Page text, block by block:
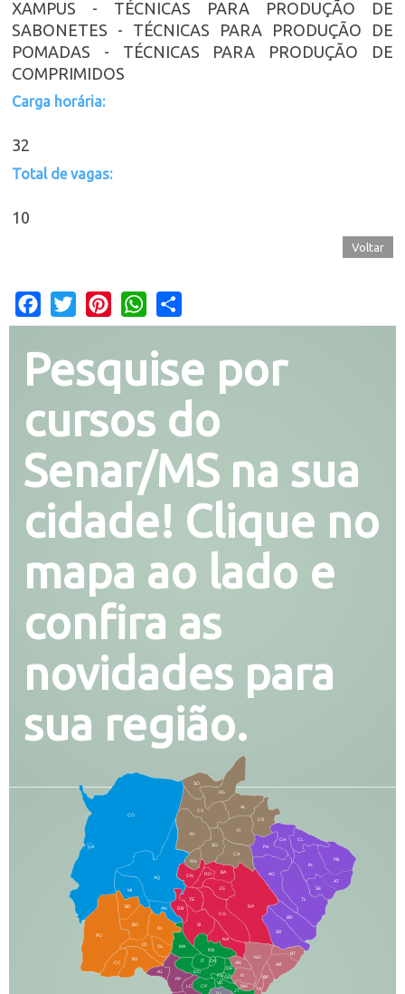
XAMPUS - TÉCNICAS PARA PRODUÇÃO DE
SABONETES - TÉCNICAS PARA PRODUÇÃO DE
POMADAS - TÉCNICAS PARA PRODUÇÃO DE
COMPRIMIDOS
Carga horária:
32
Total de vagas:
10
Voltar
Facebook
Twitter PinterestWhatsApp
Pesquise por
cursos do
Senar/MS na sua
cidade! Clique no
mapa ao lado e
confira as
novidades para
sua região.
CO
AQ
MI
AN
CX
RI
AL
CR
FI
SG
BA
CA
PA
CH CL
PB
SE
TL
AG
BR
SR
BT
AR
RP
RO
JG
CG
SI
NA
TA
NH
JT
RB
MA
IT
DR
DO
CP
JU
BD
BO
NI
JD
PO
BV
CC
PP
AJ
LC
DB
TE
IN
NO
BP
RN
CN
GL
AN
IV
FS
VC
GD
DE
AT
PG
SO
LA